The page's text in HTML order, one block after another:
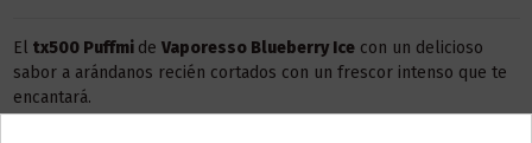
El tx500 Puffmi de Vaporesso Blueberry Icecon un delicioso
sabor a arándanos recién cortados con un frescor intenso que te
encantará.